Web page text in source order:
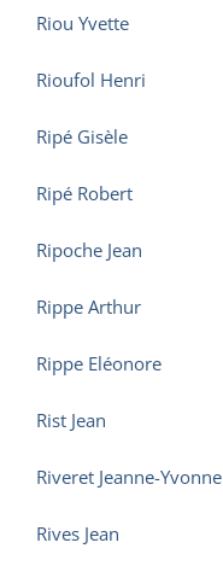
Riou Yvette
Rioufol Henri
Ripé Gisèle
Ripé Robert
Ripoche Jean
Rippe Arthur
Rippe Eléonore
Rist Jean
Riveret Jeanne-Yvonne
Rives Jean